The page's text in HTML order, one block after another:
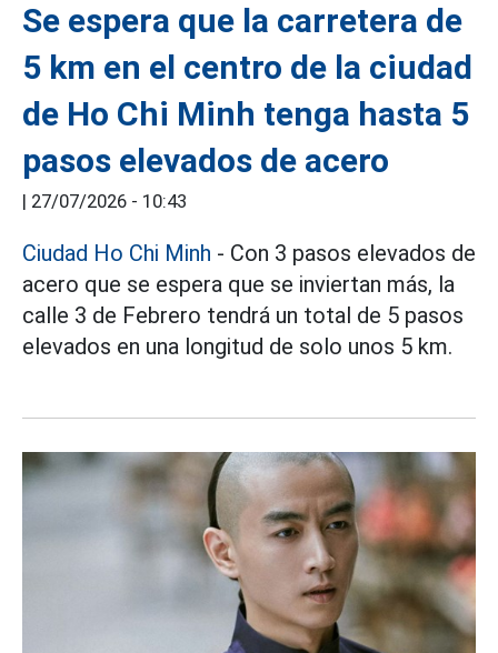
Se espera que la carretera de
5 km en el centro de la ciudad
de Ho Chi Minh tenga hasta 5
pasos elevados de acero
| 27/07/2026 - 10:43
Ciudad Ho Chi Minh - Con 3 pasos elevados de
acero que se espera que se inviertan más, la
calle 3 de Febrero tendrá un total de 5 pasos
elevados en una longitud de solo unos 5 km.